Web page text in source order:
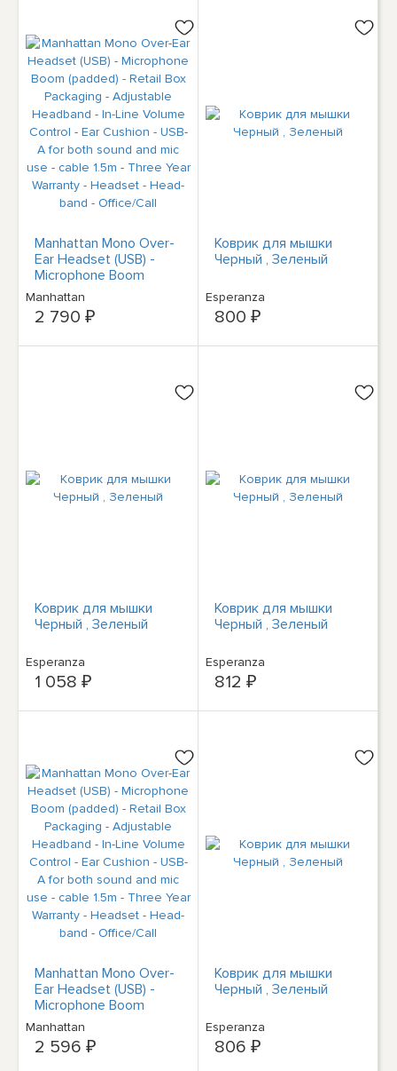
Manhattan Mono Over-
Ear Headset (USB) -
Microphone Boom
(padded) - Retail Box
Packaging - Adjustable
Headband - In-Line
Manhattan
2 790 ₽
Коврик для мышки
Черный , Зеленый
Esperanza
800 ₽
Коврик для мышки
Черный , Зеленый
Esperanza
1 058 ₽
Коврик для мышки
Черный , Зеленый
Esperanza
812 ₽
Manhattan Mono Over-
Ear Headset (USB) -
Microphone Boom
(padded) - Retail Box
Packaging - Adjustable
Headband - In-Line
Manhattan
2 596 ₽
Коврик для мышки
Черный , Зеленый
Esperanza
806 ₽